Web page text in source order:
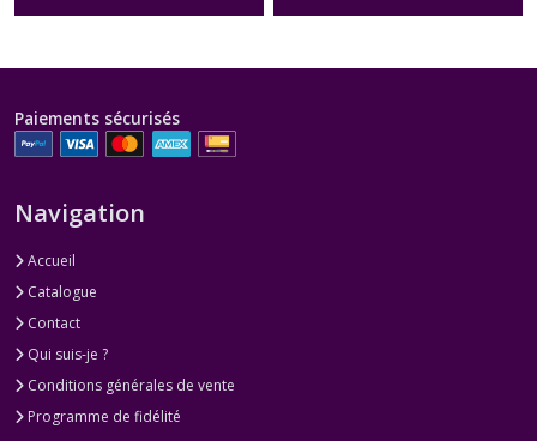
Paiements sécurisés
Navigation
Accueil
Catalogue
Contact
Qui suis-je ?
Conditions générales de vente
Programme de fidélité